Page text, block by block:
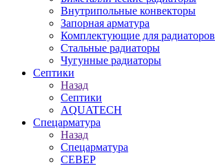
Внутрипольные конвекторы
Запорная арматура
Комплектующие для радиаторов
Стальные радиаторы
Чугунные радиаторы
Септики
Назад
Септики
AQUATECH
Спецарматура
Назад
Спецарматура
СЕВЕР